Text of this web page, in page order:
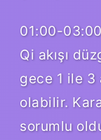
01:00-
Qi akışı
gece 1 ile 3
olabilir.
sorumlu